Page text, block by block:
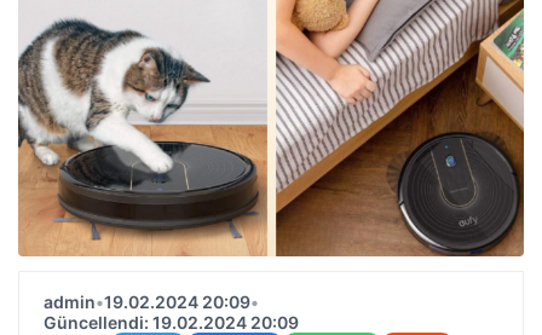
admin•19.02.2024 20:09•
Güncellendi: 19.02.2024 20:09